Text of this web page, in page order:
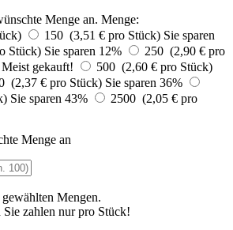
Menge an. Menge:
150 (3,51 € pro Stück) Sie sparen
Stück) Sie sparen 12%
250 (2,90 € pro
Meist gekauft!
500 (2,60 € pro Stück)
(2,37 € pro Stück) Sie sparen 36%
Sie sparen 43%
2500 (2,05 € pro
Menge an
Mengen.
Sie zahlen nurpro Stück!